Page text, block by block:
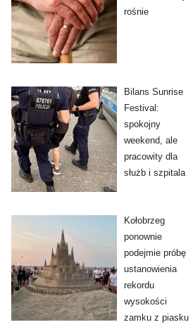
rośnie
Bilans Sunrise
Festival:
spokojny
weekend, ale
pracowity dla
służb i szpitala
Kołobrzeg
ponownie
podejmie próbę
ustanowienia
rekordu
wysokości
zamku z piasku